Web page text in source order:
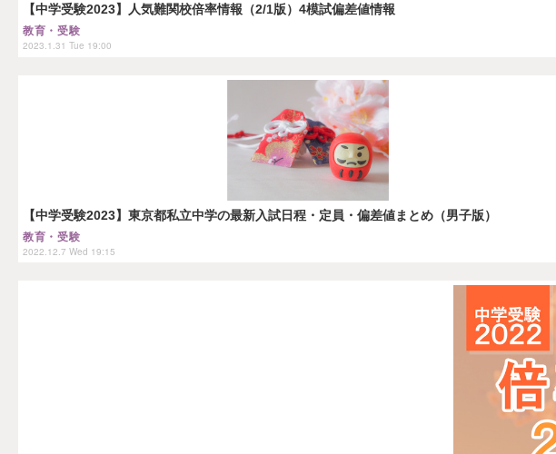
【中学受験2023】人気難関校倍率情報（2/1版）4模試偏差値情報
教育・受験
2023.1.31 Tue 19:00
【中学受験2023】東京都私立中学の最新入試日程・定員・偏差値まとめ（男子版）
教育・受験
2022.12.7 Wed 19:15